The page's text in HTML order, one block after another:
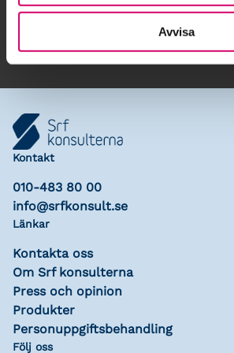
Avvisa
Lägg till i kalender
Kontakt
010-483 80 00
info@srfkonsult.se
Länkar
Kontakta oss
Om Srf konsulterna
Press och opinion
Produkter
Personuppgiftsbehandling
Följ oss